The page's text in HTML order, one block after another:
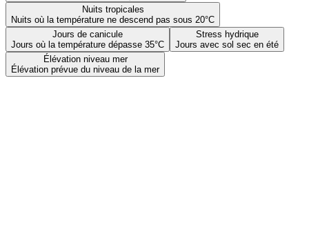
Nuits tropicales
Nuits où la température ne descend pas sous 20°C
Jours de canicule
Jours où la température dépasse 35°C
Stress hydrique
Jours avec sol sec en été
Élévation niveau mer
Élévation prévue du niveau de la mer